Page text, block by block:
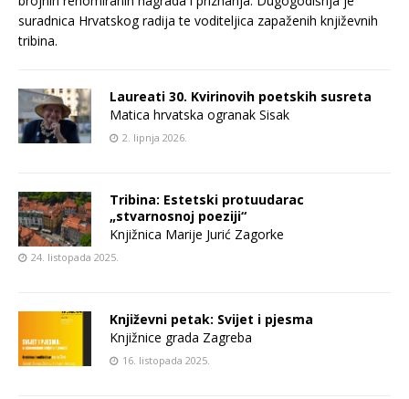
suradnica Hrvatskog radija te voditeljica zapaženih književnih
tribina.
Laureati 30. Kvirinovih poetskih susreta
Matica hrvatska ogranak Sisak
2. lipnja 2026.
Tribina: Estetski protuudarac
„stvarnosnoj poeziji“
Knjižnica Marije Jurić Zagorke
24. listopada 2025.
Književni petak: Svijet i pjesma
Knjižnice grada Zagreba
16. listopada 2025.